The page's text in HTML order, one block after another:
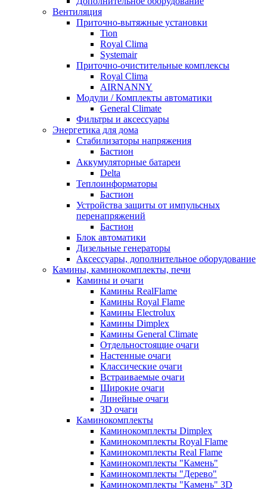
Вентиляция
Приточно-вытяжные установки
Tion
Royal Clima
Systemair
Приточно-очистительные комплексы
Royal Clima
AIRNANNY
Модули / Комплекты автоматики
General Climate
Фильтры и аксессуары
Энергетика для дома
Стабилизаторы напряжения
Бастион
Аккумуляторные батареи
Delta
Теплоинформаторы
Бастион
Устройства защиты от импульсных
перенапряжений
Бастион
Блок автоматики
Дизельные генераторы
Аксессуары, дополнительное оборудование
Камины, каминокомплекты, печи
Камины и очаги
Камины RealFlame
Камины Royal Flame
Камины Electrolux
Камины Dimplex
Камины General Climate
Отдельностоящие очаги
Настенные очаги
Классические очаги
Встраиваемые очаги
Широкие очаги
Линейные очаги
3D очаги
Каминокомплекты
Каминокомплекты Dimplex
Каминокомплекты Royal Flame
Каминокомплекты Real Flame
Каминокомплекты "Камень"
Каминокомплекты "Дерево"
Каминокомплекты "Камень" 3D